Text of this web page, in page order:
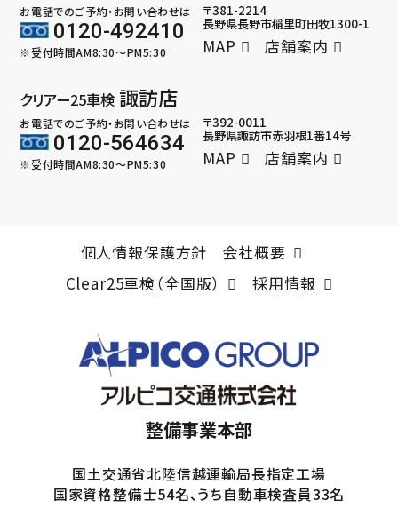
お電話でのご予約・お問い合わせは
0120-492410
※受付時間AM8:30～PM5:30
〒381-2214
長野県長野市稲里町田牧1300-1
MAP 店舗案内
クリアー25車検 諏訪店
お電話でのご予約・お問い合わせは
0120-564634
※受付時間AM8:30～PM5:30
〒392-0011
長野県諏訪市赤羽根1番14号
MAP 店舗案内
個人情報保護方針
会社概要
Clear25車検（全国版）
採用情報
整備事業本部
国土交通省北陸信越運輸局長指定工場
国家資格整備士54名、うち自動車検査員33名